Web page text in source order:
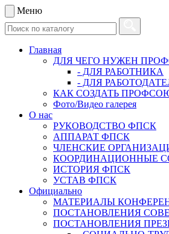
Меню
Главная
ДЛЯ ЧЕГО НУЖЕН
- ДЛЯ РАБОТНИКА
- ДЛЯ
КАК СОЗДАТЬ
Фото/Видео галерея
О нас
РУКОВОДСТВО ФПСК
АППАРАТ ФПСК
ЧЛЕНСКИЕ
КООРДИНАЦИОННЫЕ
ИСТОРИЯ ФПСК
УСТАВ ФПСК
Официально
МАТЕРИАЛЫ
ПОСТАНОВЛЕНИЯ
ПОСТАНОВЛЕНИЯ